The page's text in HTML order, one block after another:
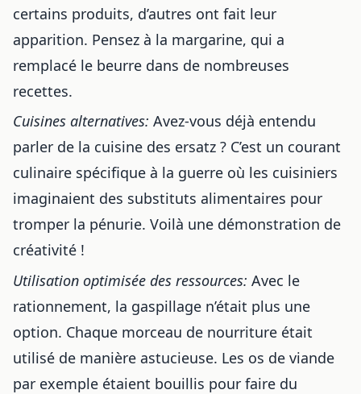
certains produits, d’autres ont fait leur
apparition. Pensez à la margarine, qui a
remplacé le beurre dans de nombreuses
recettes.
Cuisines alternatives: Avez-vous déjà entendu
parler de la cuisine des ersatz ? C’est un courant
culinaire spécifique à la guerre où les cuisiniers
imaginaient des substituts alimentaires pour
tromper la pénurie. Voilà une démonstration de
créativité !
Utilisation optimisée des ressources: Avec le
rationnement, la gaspillage n’était plus une
option. Chaque morceau de nourriture était
utilisé de manière astucieuse. Les os de viande
par exemple étaient bouillis pour faire du